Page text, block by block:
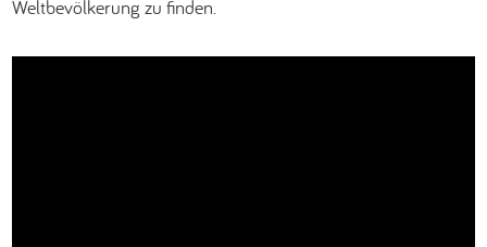
Weltbevölkerung zu finden.